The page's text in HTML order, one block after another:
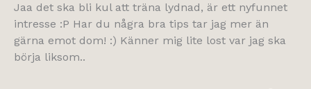
Jaa det ska bli kul att träna lydnad, är ett nyfunnet
intresse :P Har du några bra tips tar jag mer än
gärna emot dom! :) Känner mig lite lost var jag ska
börja liksom..